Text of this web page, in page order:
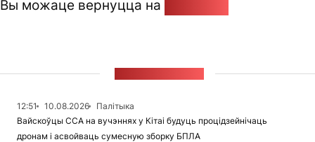
Вы можаце вернуцца на
12:51 10.08.2026
Палітыка
Вайскоўцы ССА на вучэннях у Кітаі будуць процідзейнічаць
дронам і асвойваць сумесную зборку БПЛА